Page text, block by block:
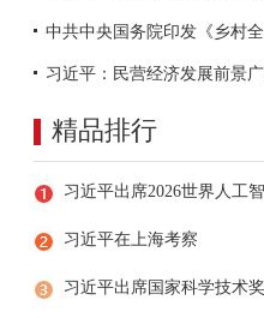
精品排行
习近平在上海考察